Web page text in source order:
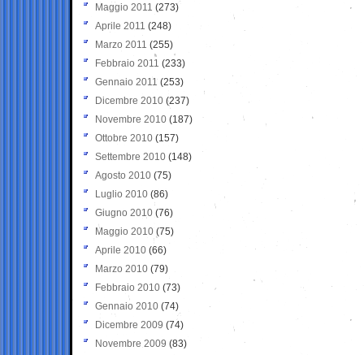
Maggio 2011 (273)
Aprile 2011 (248)
Marzo 2011 (255)
Febbraio 2011 (233)
Gennaio 2011 (253)
Dicembre 2010 (237)
Novembre 2010 (187)
Ottobre 2010 (157)
Settembre 2010 (148)
Agosto 2010 (75)
Luglio 2010 (86)
Giugno 2010 (76)
Maggio 2010 (75)
Aprile 2010 (66)
Marzo 2010 (79)
Febbraio 2010 (73)
Gennaio 2010 (74)
Dicembre 2009 (74)
Novembre 2009 (83)